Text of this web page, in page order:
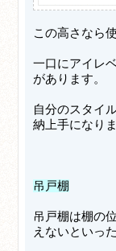
この高さなら
一口にアイレ
があります。
自分のスタイ
納上手になり
吊戸棚
吊戸棚は棚の
えないといっ